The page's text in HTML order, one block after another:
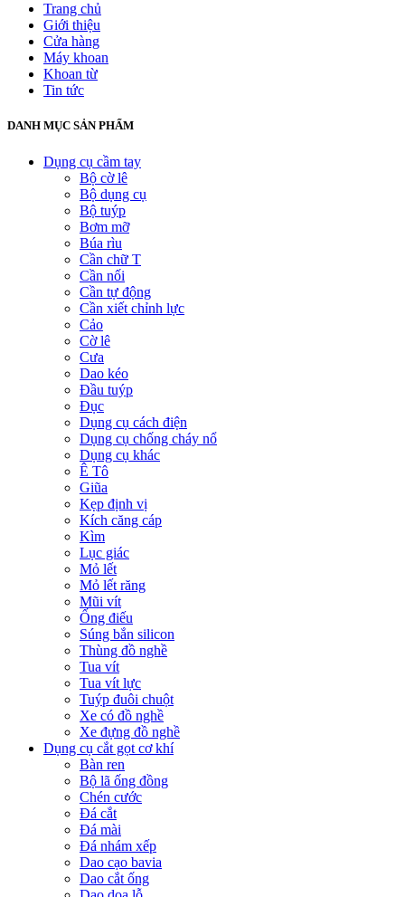
Trang chủ
Giới thiệu
Cửa hàng
Máy khoan
Khoan từ
Tin tức
DANH MỤC SẢN PHẨM
Dụng cụ cầm tay
Bộ cờ lê
Bộ dụng cụ
Bộ tuýp
Bơm mỡ
Búa rìu
Cần chữ T
Cần nối
Cần tự động
Cần xiết chỉnh lực
Cảo
Cờ lê
Cưa
Dao kéo
Đầu tuýp
Đục
Dụng cụ cách điện
Dụng cụ chống cháy nổ
Dụng cụ khác
Ê Tô
Giũa
Kẹp định vị
Kích căng cáp
Kìm
Lục giác
Mỏ lết
Mỏ lết răng
Mũi vít
Ống điếu
Súng bắn silicon
Thùng đồ nghề
Tua vít
Tua vít lực
Tuýp đuôi chuột
Xe có đồ nghề
Xe đựng đồ nghề
Dụng cụ cắt gọt cơ khí
Bàn ren
Bộ lã ống đồng
Chén cước
Đá cắt
Đá mài
Đá nhám xếp
Dao cạo bavia
Dao cắt ống